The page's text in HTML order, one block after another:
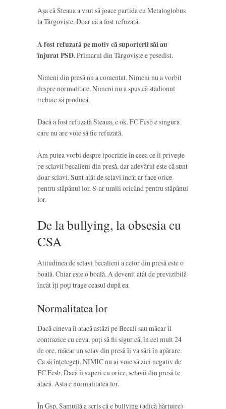
Așa că Steaua a vrut să joace partida cu Metaloglobus
la Târgoviște. Doar că a fost refuzată.
A fost refuzată pe motiv că suporterii săi au
înjurat PSD.Primarul din Târgoviște e pesedist.
Nimeni din presă nu a comentat. Nimeni nu a vorbit
despre normalitate. Nimeni nu a spus că stadionul
trebuie să producă.
Dacă a fost refuzată Steaua, e ok. FC Fcsb e singura
care nu are voie să fie refuzată.
Am putea vorbi despre ipocrizie în ceea ce îi privește
pe sclavii becalieni din presă, dar adevărul este că sunt
doar sclavi. Sunt atât de sclavi încât ar face orice
pentru stăpânul lor. S-ar umili oricând pentru stăpânul
lor.
De la bullying, la obsesia cu
CSA
Atitudinea de sclavi becalieni a celor din presă este o
boală. Chiar este o boală. A devenit atât de previzibilă
încât îți poți trage ceasul după ea.
Normalitatea lor
Dacă cineva îl atacă astăzi pe Becali sau măcar îl
contrazice cu ceva, poți să fii sigur că, în cel mult 24
de ore, măcar un sclav din presă îi va sări în apărare.
Ca să înțelegeți, NIMIC nu ai voie să zici negativ de
FC Fcsb. Dacă îi superi cu orice, sclavii din presă te
atacă. Asta e normalitatea lor.
În Gsp, Samuilă a scris că e bullying (adică hărțuire)